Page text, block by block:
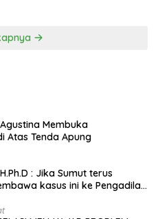
Membuka
Atas Tenda Apung
: Jika Sumut terus
kasus ini ke Pengadilan